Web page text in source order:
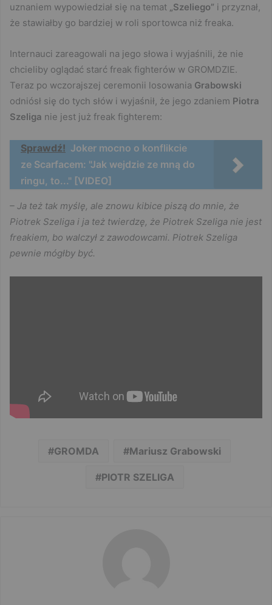
uznaniem wypowiedział się na temat „Szeliego” i przyznał,
że stawiałby go bardziej w roli sportowca niż freaka.
Internauci zareagowali na jego słowa i wyjaśnili, że nie
chcieliby oglądać starć freak fighterów w GROMDZIE.
Teraz po wczorajszej ceremonii losowania Grabowski
odniósł się do tych słów i wyjaśnił, że jego zdaniem Piotra
Szeliga nie jest już freak fighterem:
Sprawdź! Joker mocno o konflikcie
ze Scarfacem: "Jak wejdzie ze mną do
ringu, to..." [VIDEO]
– Ja też tak myślę, ale znowu kibice piszą do mnie, że
Piotrek Szeliga i ja też twierdzę, że Piotrek Szeliga nie jest
freakiem, bo walczył z zawodowcami. Piotrek Szeliga
pewnie mógłby być.
GROMDA Mariusz Grabowski
PIOTR SZELIGA